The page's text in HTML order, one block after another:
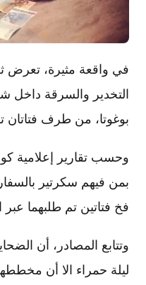
في واقعة مثيرة، تعرض
التخدير والسرقة داخل
بوغوتا، من طرف
وحسب تقارير إعلامية
بمن فيهم سكرتير
فخ فتاتين تم طلبهما
وتتابع المصادر، أن
ليلة حمراء الا أن